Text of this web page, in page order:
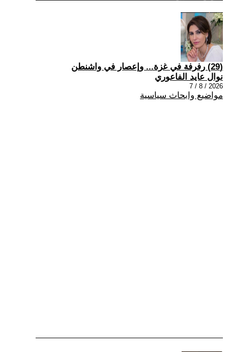
(29) رفرفة في غزة... وإعصار في واشنطن
نوال عايد الفاعوري
2026 / 8 / 7
مواضيع وابحاث سياسية